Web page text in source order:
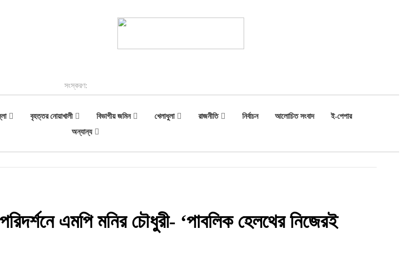
সংস্করণ:
বৃহত্তর নোয়াখালী বিভাগীয় জমিন খেলাধুলা রাজনীতি নির্বাচন আলোচিত সংবাদ
ই-পেপার
অন্যান্য
এমপি মনির চৌধুরী- ‘পাবলিক হেলথের নিজেরই